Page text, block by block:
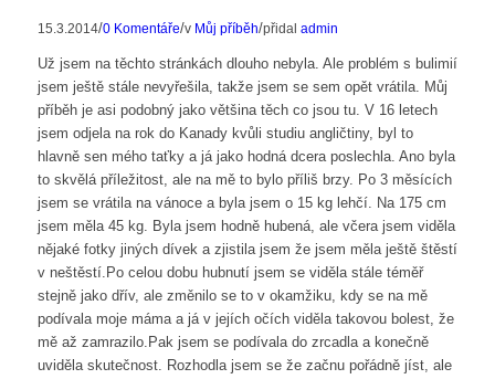
15.3.2014/0 Komentáře/v Můj příběh/přidal admin
Už jsem na těchto stránkách dlouho nebyla. Ale problém s bulimií
jsem ještě stále nevyřešila, takže jsem se sem opět vrátila. Můj
příběh je asi podobný jako většina těch co jsou tu. V 16 letech
jsem odjela na rok do Kanady kvůli studiu angličtiny, byl to
hlavně sen mého taťky a já jako hodná dcera poslechla. Ano byla
to skvělá příležitost, ale na mě to bylo příliš brzy. Po 3 měsících
jsem se vrátila na vánoce a byla jsem o 15 kg lehčí. Na 175 cm
jsem měla 45 kg. Byla jsem hodně hubená, ale včera jsem viděla
nějaké fotky jiných dívek a zjistila jsem že jsem měla ještě štěstí
v neštěstí.Po celou dobu hubnutí jsem se viděla stále téměř
stejně jako dřív, ale změnilo se to v okamžiku, kdy se na mě
podívala moje máma a já v jejích očích viděla takovou bolest, že
mě až zamrazilo.Pak jsem se podívala do zrcadla a konečně
uviděla skutečnost. Rozhodla jsem se že začnu pořádně jíst, ale